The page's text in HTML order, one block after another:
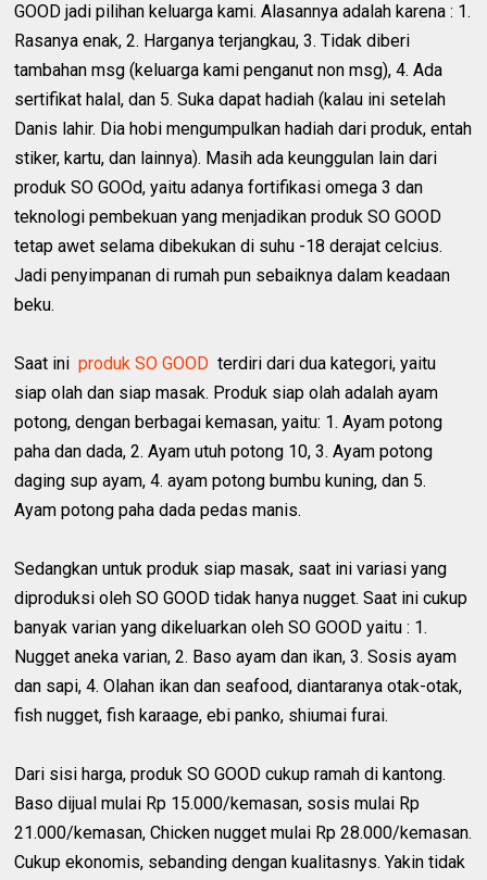
GOOD jadi pilihan keluarga kami. Alasannya adalah karena : 1.
Rasanya enak, 2. Harganya terjangkau, 3. Tidak diberi
tambahan msg (keluarga kami penganut non msg), 4. Ada
sertifikat halal, dan 5. Suka dapat hadiah (kalau ini setelah
Danis lahir. Dia hobi mengumpulkan hadiah dari produk, entah
stiker, kartu, dan lainnya). Masih ada keunggulan lain dari
produk SO GOOd, yaitu adanya fortifikasi omega 3 dan
teknologi pembekuan yang menjadikan produk SO GOOD
tetap awet selama dibekukan di suhu -18 derajat celcius.
Jadi penyimpanan di rumah pun sebaiknya dalam keadaan
beku.
Saat iniproduk SO GOOD terdiri dari dua kategori, yaitu
siap olah dan siap masak. Produk siap olah adalah ayam
potong, dengan berbagai kemasan, yaitu: 1. Ayam potong
paha dan dada, 2. Ayam utuh potong 10, 3. Ayam potong
daging sup ayam, 4. ayam potong bumbu kuning, dan 5.
Ayam potong paha dada pedas manis.
Sedangkan untuk produk siap masak, saat ini variasi yang
diproduksi oleh SO GOOD tidak hanya nugget. Saat ini cukup
banyak varian yang dikeluarkan oleh SO GOOD yaitu : 1.
Nugget aneka varian, 2. Baso ayam dan ikan, 3. Sosis ayam
dan sapi, 4. Olahan ikan dan seafood, diantaranya otak-otak,
fish nugget, fish karaage, ebi panko, shiumai furai.
Dari sisi harga, produk SO GOOD cukup ramah di kantong.
Baso dijual mulai Rp 15.000/kemasan, sosis mulai Rp
21.000/kemasan, Chicken nugget mulai Rp 28.000/kemasan.
Cukup ekonomis, sebanding dengan kualitasnys. Yakin tidak